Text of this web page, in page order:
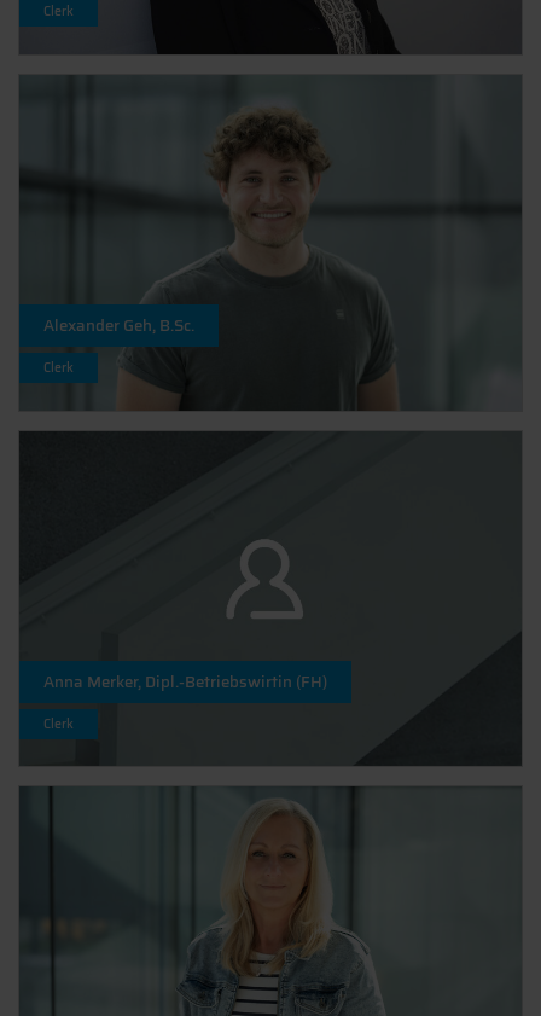
Clerk
Alexander Geh, B.Sc.
Clerk
Anna Merker, Dipl.-Betriebswirtin (FH)
Clerk